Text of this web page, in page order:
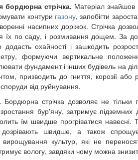
бордюрна стрічка. Матеріал
контури газону, запобігти
насипних доріжок. Стрічка
їх по саду, і розмивання дощем. За
додасть охайності і зашкодить
формуючи вертикальне
фундамент і інших будівель на
призводить до гниття, корозії
від руйнування.
Бордюрна стрічка дозволяє не тільки
бур'яну, затримує
їм швидше прогріватися навесні.
швидше, а також
вирощування культур, які не
вологу, завдяки чому можна